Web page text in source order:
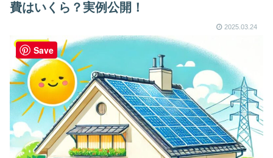
費はいくら？実例公開！
2025.03.24
マイホーム
Save